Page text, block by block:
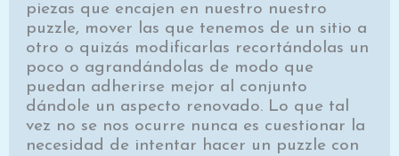
piezas que encajen en nuestro nuestro
puzzle, mover las que tenemos de un sitio a
otro o quizás modificarlas recortándolas un
poco o agrandándolas de modo que
puedan adherirse mejor al conjunto
dándole un aspecto renovado. Lo que tal
vez no se nos ocurre nunca es cuestionar la
necesidad de intentar hacer un puzzle con